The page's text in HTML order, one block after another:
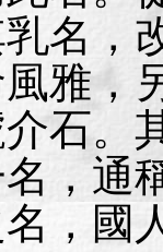
名，
雅，
石。
，通
，國